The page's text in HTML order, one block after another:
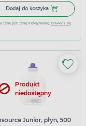
Protein, płyn, 500 ml
Dodaj do koszyka Dodaj do
cena jest ceną maksymalną. Dowiedz się
Produkt
niedostępny
Junior, płyn, 500